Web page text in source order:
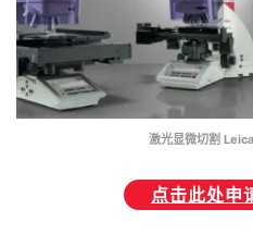
激光显微切割
点击此处申